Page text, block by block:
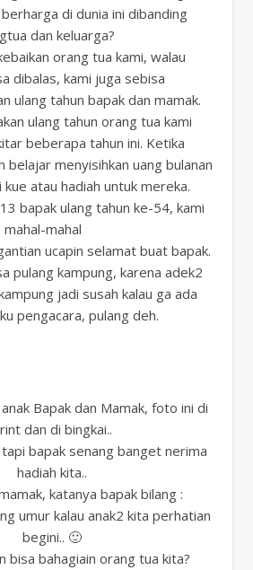
di dunia ini dibanding
dan keluarga?
orang tua kami, walau
dibalas, kami juga sebisa
ulang tahun bapak dan mamak.
ulang tahun orang tua kami
beberapa tahun ini. Ketika
belajar menyisihkan uang bulanan
atau hadiah untuk mereka.
bapak ulang tahun ke-54, kami
mahal
ucapin selamat buat bapak.
pulang kampung, karena adek2
jadi susah kalau ga ada
pengacara, pulang deh.
Bapak dan Mamak, foto ini di
dan di bingkai..
bapak senang banget nerima
hadiah kita..
katanya bapak bilang :
umur kalau anak2 kita perhatian
begini.. 🙂
bisa bahagiain orang tua kita?